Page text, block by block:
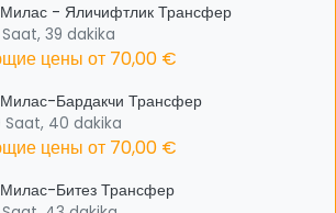
- Яличифтлик Трансфер
39 dakika
цены от 70,00 €
Бардакчи Трансфер
Saat, 40 dakika
цены от 70,00 €
Битез Трансфер